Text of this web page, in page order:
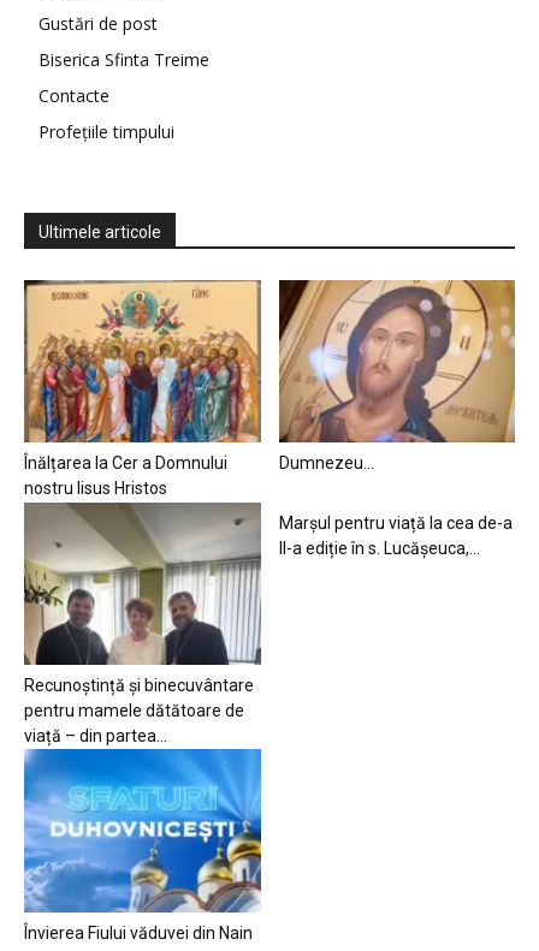
Gustări de post
Biserica Sfinta Treime
Contacte
Profețiile timpului
Ultimele articole
Înălțarea la Cer a Domnului
nostru Iisus Hristos
Dumnezeu…
Recunoștință și binecuvântare
pentru mamele dătătoare de
viață – din partea...
Marșul pentru viață la cea de-a
II-a ediție în s. Lucășeuca,...
Învierea Fiului văduvei din Nain